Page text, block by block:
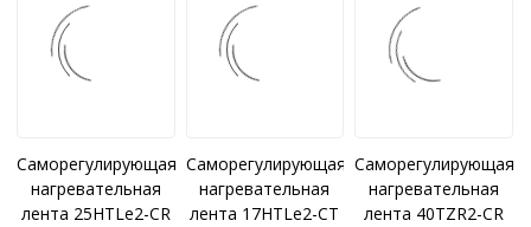
Саморегулирующаяся
нагревательная
лента 25HTLe2-CR
Саморегулирующаяся
нагревательная
лента 17HTLe2-CT
нагревательная
лента 40TZR2-СR